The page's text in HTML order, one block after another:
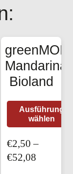
Produkt
Varianten
auf.
Mandarina
Bioland
Ausführung
wählen
€2,50 –
€52,08